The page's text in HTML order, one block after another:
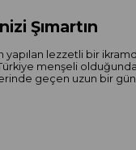
Şımartın
lezzetli bir
menşeli
geçen uzun bir